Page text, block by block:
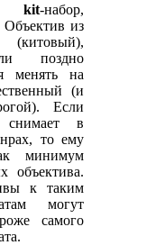
kit-набор,
Объектив из
(китовый),
поздно
менять на
(и
Если
снимает в
то ему
минимум
объектива.
к таким
могут
самого